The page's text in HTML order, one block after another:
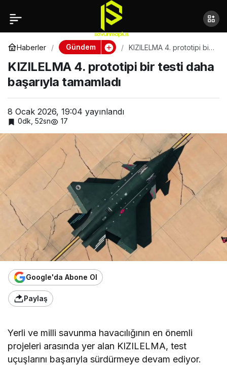
Haberler Gündem
KIZILELMA 4. prototipi bir
tamamladı
KIZILELMA 4. prototipi bir testi daha
başarıyla tamamladı
8 Ocak 2026, 19:04 yayınlandı
0dk, 52sn 17
Google'da Abone Ol
Paylaş
Yerli ve milli savunma havacılığının en önemli
projeleri arasında yer alan KIZILELMA, test
uçuşlarını başarıyla sürdürmeye devam ediyor.
KIZILELMA 4. prototipi
bir testi daha başarıyla
tamamladı
Paylaş